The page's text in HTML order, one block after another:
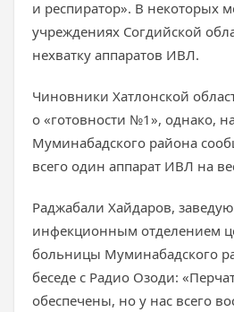
и респиратор». В некоторых
учреждениях Согдийской
нехватку аппаратов ИВЛ.
Чиновники Хатлонской
о «готовности №1», однако,
Муминабадского района
всего один аппарат ИВЛ на
Раджабали Хайдаров,
инфекционным отделением
больницы Муминабадского
беседе с Радио Озоди:
обеспечены, но у нас всего